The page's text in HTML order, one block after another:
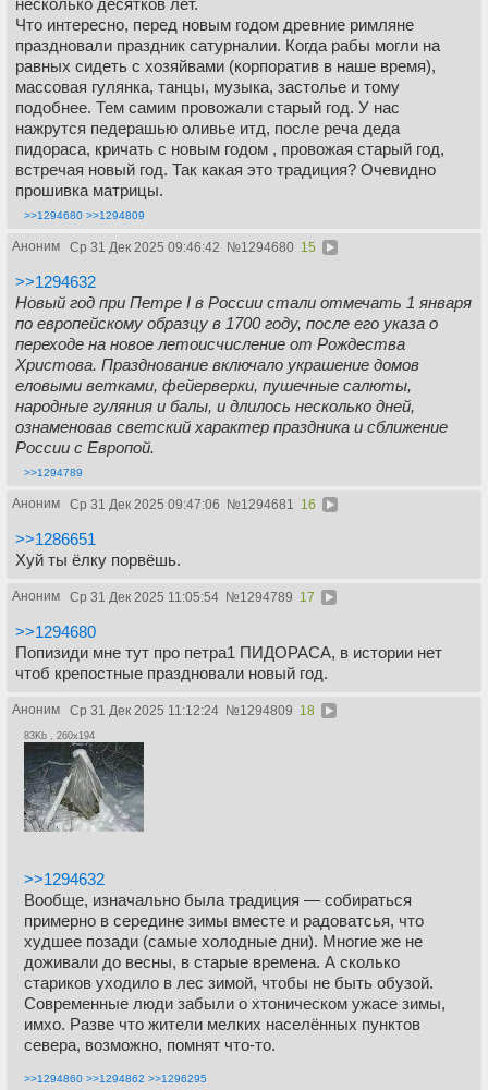
Что интересно, перед новым годом древние римляне
праздновали праздник сатурналии. Когда рабы могли на
равных сидеть с хозяйвами (корпоратив в наше время),
массовая гулянка, танцы, музыка, застолье и тому
подобнее. Тем самим провожали старый год. У нас
нажрутся педерашью оливье итд, после реча деда
пидораса, кричать с новым годом , провожая старый год,
встречая новый год. Так какая это традиция? Очевидно
прошивка матрицы.
>>1294680 >>1294809
Аноним Ср 31 Дек 2025 09:46:42 №1294680 15
>>1294632
Новый год при Петре I в России стали отмечать 1 января
по европейскому образцу в 1700 году, после его указа о
переходе на новое летоисчисление от Рождества
Христова. Празднование включало украшение домов
еловыми ветками, фейерверки, пушечные салюты,
народные гуляния и балы, и длилось несколько дней,
ознаменовав светский характер праздника и сближение
России с Европой.
>>1294789
Аноним Ср 31 Дек 2025 09:47:06 №1294681 16
>>1286651
Хуй ты ёлку порвёшь.
Аноним Ср 31 Дек 2025 11:05:54 №1294789 17
>>1294680
Попизиди мне тут про петра1 ПИДОРАСА, в истории нет
чтоб крепостные праздновали новый год.
Аноним Ср 31 Дек 2025 11:12:24 №1294809 18
83Kb , 260x194
>>1294632
Вообще, изначально была традиция — собираться
примерно в середине зимы вместе и радоватсья, что
худшее позади (самые холодные дни). Многие же не
доживали до весны, в старые времена. А сколько
стариков уходило в лес зимой, чтобы не быть обузой.
Современные люди забыли о хтоническом ужасе зимы,
имхо. Разве что жители мелких населённых пунктов
севера, возможно, помнят что-то.
>>1294860 >>1294862 >>1296295